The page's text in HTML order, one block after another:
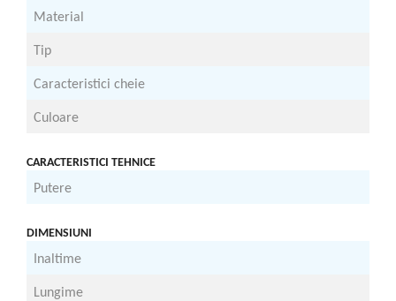
Material
Tip
Caracteristici cheie
Culoare
CARACTERISTICI TEHNICE
Putere
DIMENSIUNI
Inaltime
Lungime